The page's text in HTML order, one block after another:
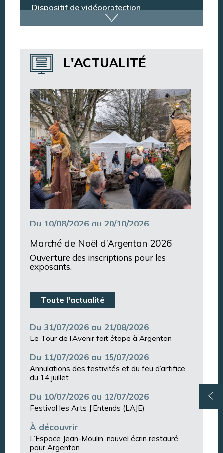
Dispositif de vidéoprotection
Annuaire des services
Annuaire des associations
Argentan Aujourd’hui
L'ACTUALITÉ
Du 10/08/2026 au 20/10/2026
Marché de Noël d’Argentan 2026
Ouverture des inscriptions pour les
exposants.
Toute l'actualité
Du 31/07/2026 au 21/08/2026
Le Tour de l’Avenir fait étape à Argentan
Du 11/07/2026 au 15/07/2026
Annulations des festivités et du feu d’artifice
du 14 juillet
Du 10/07/2026 au 12/07/2026
Festival les Arts J’Entends (LAJE)
À découvrir
L’Espace Jean-Moulin, nouvel écrin restauré
pour Argentan